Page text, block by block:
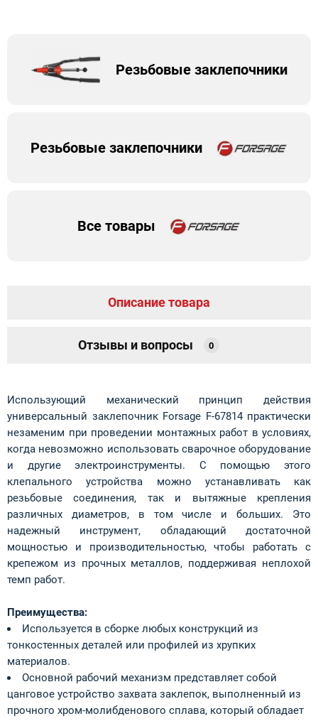
Резьбовые заклепочники
Резьбовые заклепочники
Все товары
Описание товара
Отзывы и вопросы 0
Использующий механический принцип действия
универсальный заклепочник Forsage F-67814 практически
незаменим при проведении монтажных работ в условиях,
когда невозможно использовать сварочное оборудование
и другие электроинструменты. С помощью этого
клепального устройства можно устанавливать как
резьбовые соединения, так и вытяжные крепления
различных диаметров, в том числе и больших. Это
надежный инструмент, обладающий достаточной
мощностью и производительностью, чтобы работать с
крепежом из прочных металлов, поддерживая неплохой
темп работ.
Преимущества:
Используется в сборке любых конструкций из
тонкостенных деталей или профилей из хрупких
материалов.
Основной рабочий механизм представляет собой
цанговое устройство захвата заклепок, выполненный из
прочного хром-молибденового сплава, который обладает